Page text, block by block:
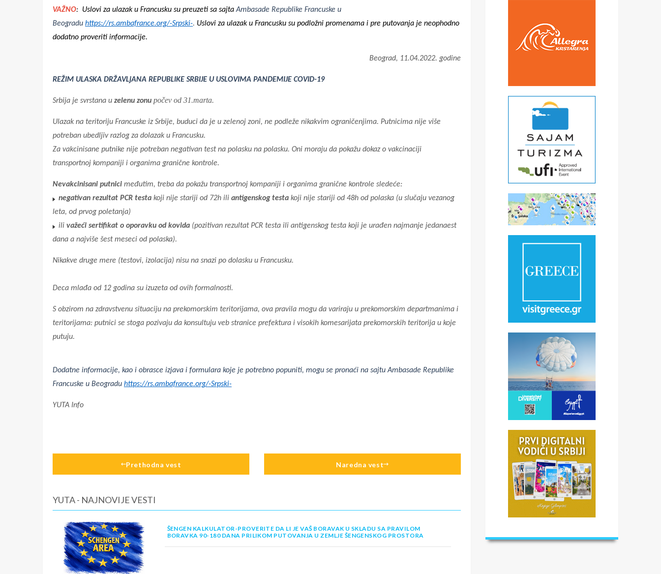
VAŽNO: Uslovi za ulazak u Francusku su preuzeti sa sajtaAmbasade Republike Francuske u
Beogradu https://rs.ambafrance.org/-Srpski-. Uslovi za ulazak u Francusku su podložni promenama i pre putovanja je neophodno
dodatno proveriti informacije.
Beograd, 11.04.2022. godine
REŽIM ULASKA DRŽAVLjANA REPUBLIKE SRBIJE U USLOVIMA PANDEMIJE COVID-19
Srbija je svrstana u zelenu zonu počev od 31.marta.
Ulazak na teritoriju Francuske iz Srbije, buduci da je u zelenoj zoni, ne podleže nikakvim ograničenjima. Putnicima nije više
potreban ubedljiv razlog za dolazak u Francusku.
Za vakcinisane putnike nije potreban negativan test na polasku na polasku. Oni moraju da pokažu dokaz o vakcinaciji
transportnoj kompaniji i organima granične kontrole.
Nevakcinisani putnici međutim, treba da pokažu transportnoj kompaniji i organima granične kontrole sledeće:
negativan rezultat PCR testa koji nije stariji od 72h ili antigenskog testa koji nije stariji od 48h od polaska (u slučaju vezanog
leta, od prvog poletanja)
ili važeći sertifikat o oporavku od kovida (pozitivan rezultat PCR testa ili antigenskog testa koji je urađen najmanje jedanaest
dana a najviše šest meseci od polaska).
Nikakve druge mere (testovi, izolacija) nisu na snazi po dolasku u Francusku.
Deca mlađa od 12 godina su izuzeta od ovih formalnosti.
S obzirom na zdravstvenu situaciju na prekomorskim teritorijama, ova pravila mogu da variraju u prekomorskim departmanima i
teritorijama: putnici se stoga pozivaju da konsultuju veb stranice prefektura i visokih komesarijata prekomorskih teritorija u koje
putuju.
Dodatne informacije, kao i obrasce izjava i formulara koje je potrebno popuniti, mogu se pronaći na sajtu Ambasade Republike
Francuske u Beogradu https://rs.ambafrance.org/-Srpski-
YUTA Info
Prethodna vest Naredna vest
YUTA - NAJNOVIJE VESTI
ŠENGEN KALKULATOR-PROVERITE DA LI JE VAŠ BORAVAK U SKLADU SA PRAVILOM
BORAVKA 90-180 DANA PRILIKOM PUTOVANJA U ZEMLJE ŠENGENSKOG PROSTORA